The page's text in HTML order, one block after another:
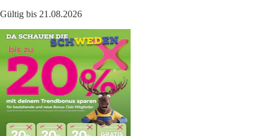
Gültig bis 21.08.2026